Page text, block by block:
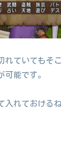
れていてもそ
可能です。
入れておけるね